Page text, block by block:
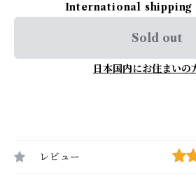
International shipping
Sold out
日本国内にお住まいの
レビュー